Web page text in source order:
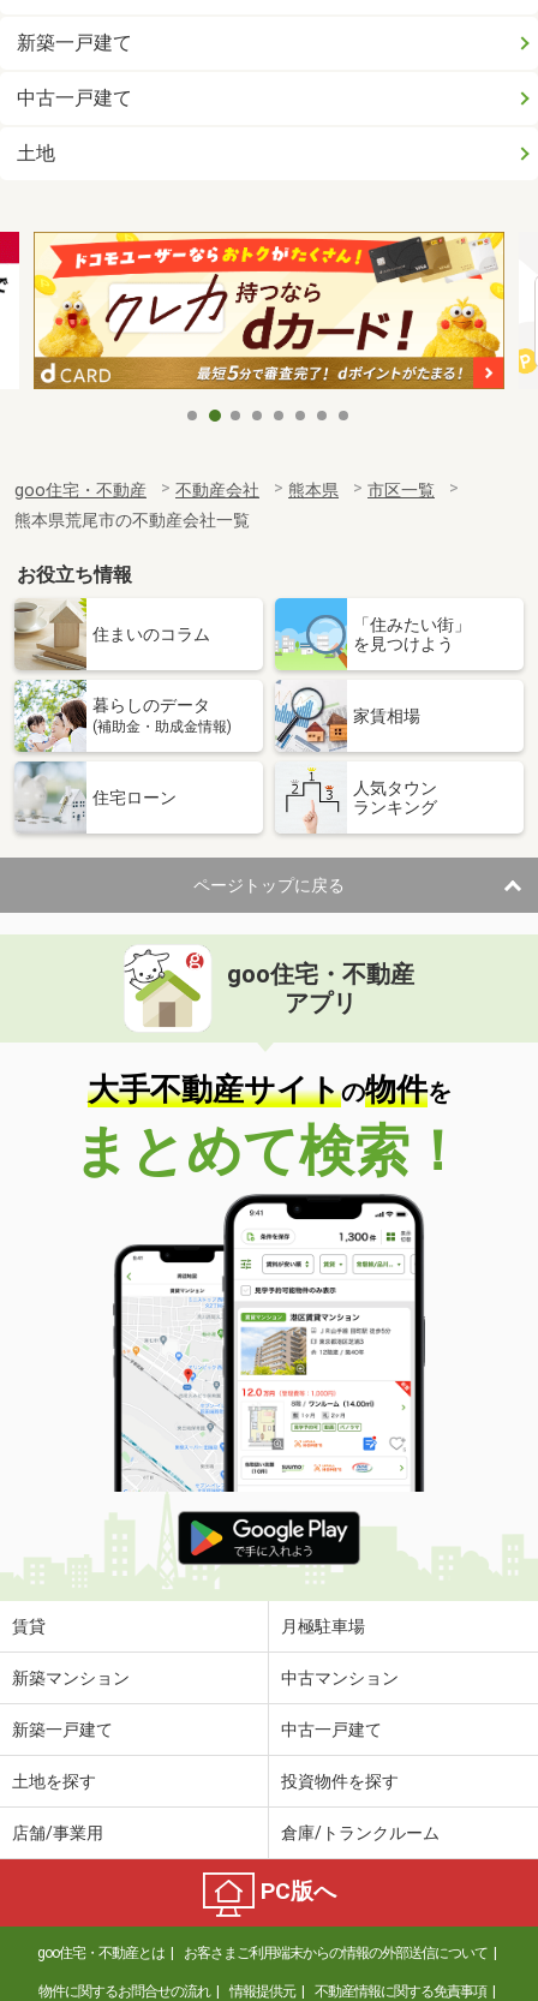
新築一戸建て
中古一戸建て
土地
goo住宅・不動産 不動産会社 熊本県
市区一覧
熊本県荒尾市の不動産会社一覧
お役立ち情報
住まいのコラム
「住みたい街」
を見つけよう
暮らしのデータ
(補助金・助成金情報)
家賃相場
住宅ローン
人気タウン
ランキング
ページトップに戻る
goo住宅・不動産
アプリ
大手不動産サイトの物件を
まとめて検索！
賃貸 月極駐車場
新築マンション 中古マンション
新築一戸建て 中古一戸建て
土地を探す 投資物件を探す
店舗/事業用 倉庫/トランクルーム
PC版へ
goo住宅・不動産とは お客さまご利用端末からの情報の外部送信について
物件に関するお問合せの流れ 情報提供元 不動産情報に関する免責事項